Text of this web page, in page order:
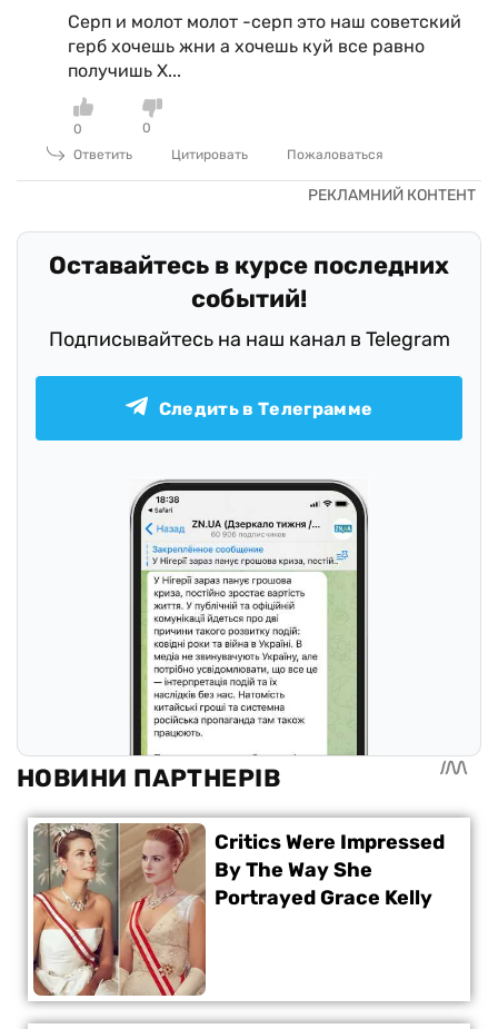
Серп и молот молот -серп это наш советский
герб хочешь жни а хочешь куй все равно
получишь Х...
0
0
Ответить
Цитировать Пожаловаться
Оставайтесь в курсе последних
событий!
Подписывайтесь на наш канал в Telegram
Следить в Телеграмме